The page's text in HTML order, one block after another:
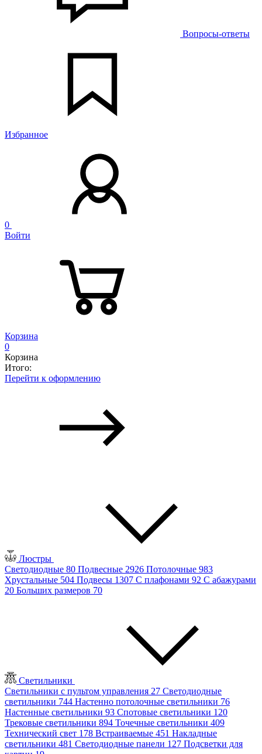
Вопросы-ответы
Избранное
0
Войти
Корзина
0
Корзина
Итого:
Перейти к оформлению
Люстры
Светодиодные 80 Подвесные 2926 Потолочные 983
Хрустальные 504 Подвесы 1307 С плафонами 92 С абажурами
20 Больших размеров 70
Светильники
Светильники с пультом управления 27 Светодиодные
светильники 744 Настенно потолочные светильники 76
Настенные светильники 93 Спотовые светильники 120
Трековые светильники 894 Точечные светильники 409
Технический свет 178 Встраиваемые 451 Накладные
светильники 481 Светодиодные панели 127 Подсветки для